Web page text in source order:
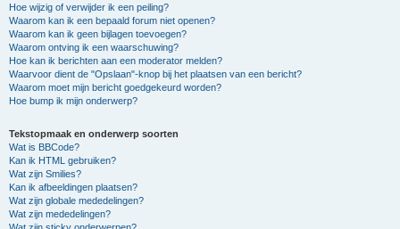
Hoe wijzig of verwijder ik een peiling?
Waarom kan ik een bepaald forum niet openen?
Waarom kan ik geen bijlagen toevoegen?
Waarom ontving ik een waarschuwing?
Hoe kan ik berichten aan een moderator melden?
Waarvoor dient de "Opslaan"-knop bij het plaatsen van een bericht?
Waarom moet mijn bericht goedgekeurd worden?
Hoe bump ik mijn onderwerp?
Tekstopmaak en onderwerp soorten
Wat is BBCode?
Kan ik HTML gebruiken?
Wat zijn Smilies?
Kan ik afbeeldingen plaatsen?
Wat zijn globale mededelingen?
Wat zijn mededelingen?